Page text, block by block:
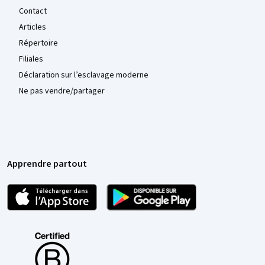
Contact
Articles
Répertoire
Filiales
Déclaration sur l’esclavage moderne
Ne pas vendre/partager
Apprendre partout